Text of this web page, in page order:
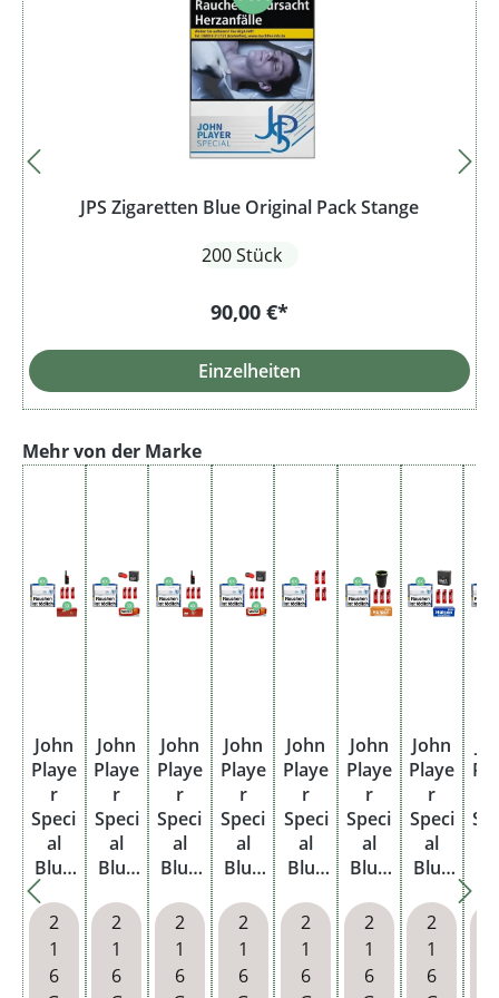
JPS Zigaretten Blue Original Pack Stange
200 Stück
90,00 €*
Einzelheiten
Produktgalerie überspringen
Mehr von der Marke
John
Playe
r
Speci
al
Blue
Taba
k 6 x
Dose
mit
1000
2
1
6
John
Playe
r
Speci
al
Blue
k 6 x
Dose
mit
1000
2
1
6
John
Playe
r
Speci
al
Blue
k 6 x
Dose
mit
1000
2
1
6
John
Playe
r
Speci
al
Blue
k 6 x
Dose
mit
1000
2
1
6
John
Playe
r
Speci
al
Blue
k 6 x
Dose
mit
Feuer
2
1
6
John
Playe
r
Speci
al
Blue
k 6 x
Dose
mit
wähl
2
1
6
John
Playe
r
Speci
al
Blue
k 6 x
Dose
mit
wähl
2
1
6
k